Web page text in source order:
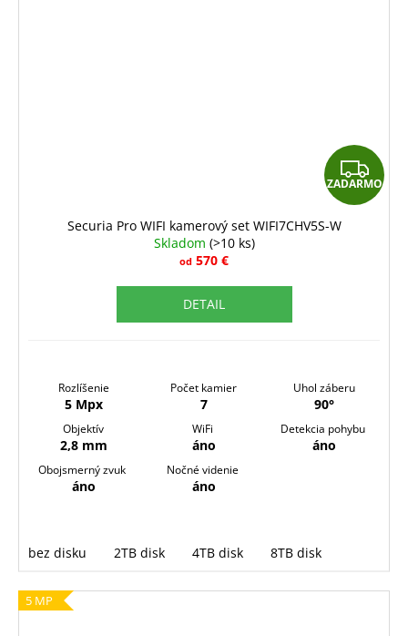
Z
A
ZADARMO
Securia Pro WIFI kamerový set WIFI7CHV5S-W
Skladom (>10 ks)
od 570 €
DETAIL
Rozlíšenie
5 Mpx
Počet kamier
7
Uhol záberu
90°
Objektív
2,8 mm
WiFi
áno
Detekcia pohybu
áno
Obojsmerný zvuk
áno
Nočné videnie
áno
bez disku 2TB disk 4TB disk 8TB disk
5 MP